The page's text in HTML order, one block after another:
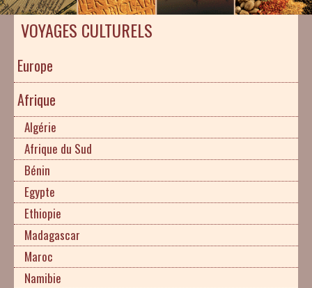
VOYAGES CULTURELS
Europe
Afrique
Algérie
Afrique du Sud
Bénin
Egypte
Ethiopie
Madagascar
Maroc
Namibie